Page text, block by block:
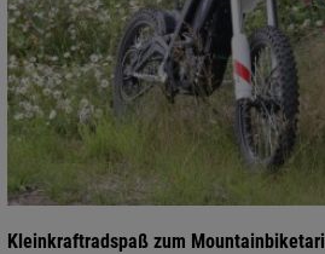
Kleinkraftradspaß zum